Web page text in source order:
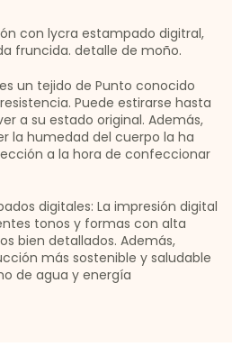
con lycra estampado digitral,
fruncida. detalle de moño.
un tejido de Punto conocido
Puede estirarse hasta
a su estado original. Además,
la humedad del cuerpo la ha
a la hora de confeccionar
digitales: La impresión digital
tonos y formas con alta
bien detallados. Además,
más sostenible y saludable
de agua y energía